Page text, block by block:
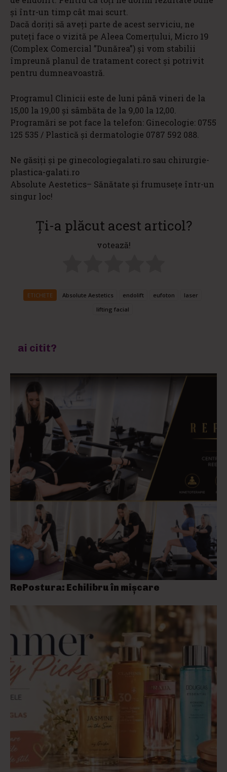
și într-un timp cât mai scurt.
Dacă doriţi să aveți parte de acest serviciu, ne
puteţi face o vizită pe Aleea Comerțului, Micro 19
(Complex Comercial ”Dunărea”) şi vom stabilii
împreună planul de tratament corect şi potrivit
pentru dumneavoastră.
Programul Clinicii este de luni până vineri de la
15,00 la 19,00 și sâmbăta de la 9,00 la 12,00.
Programări se pot face la telefon: Ginecologie: 0755
125 535 / Plastică și dermatologie 0787 592 088.
Ne găsiți și pe ginecologiegalati.ro sau chirurgie-
plastica-galati.ro
Absolute Aestetics– Sănătate și frumusețe într-un
singur loc!
Ți-a plăcut acest articol?
votează!
ETICHETE Absolute Aestetics endolift eufoton
laser
lifting facial
ai citit?
RePostura: Echilibru în mișcare